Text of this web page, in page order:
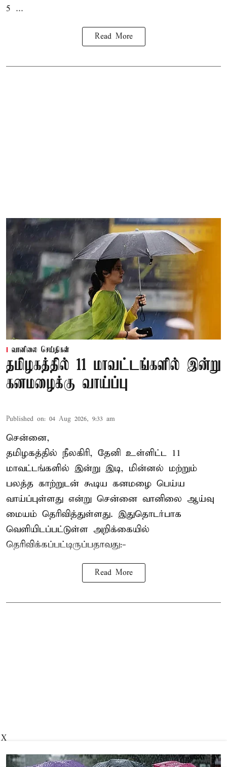
5 ...
Read More
வானிலை செய்திகள்
தமிழகத்தில் 11 மாவட்டங்களில் இன்று
கனமழைக்கு வாய்ப்பு
Published on: 04 Aug 2026, 9:33 am
சென்னை,
தமிழகத்தில் நீலகிரி, தேனி உள்ளிட்ட 11
மாவட்டங்களில் இன்று இடி, மின்னல் மற்றும்
பலத்த காற்றுடன் கூடிய கனமழை பெய்ய
வாய்ப்புள்ளது என்று சென்னை வானிலை ஆய்வு
மையம் தெரிவித்துள்ளது. இதுதொடர்பாக
வெளியிடப்பட்டுள்ள அறிக்கையில்
தெரிவிக்கப்பட்டிருப்பதாவது:-
Read More
X